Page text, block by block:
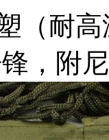
（耐高
，附